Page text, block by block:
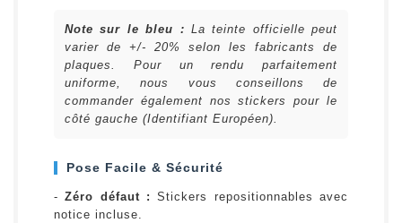
Note sur le bleu : La teinte officielle peut
varier de +/- 20% selon les fabricants de
plaques. Pour un rendu parfaitement
uniforme, nous vous conseillons de
commander également nos stickers pour le
côté gauche (Identifiant Européen).
Pose Facile & Sécurité
-Zéro défaut : Stickers repositionnables avec
notice incluse.